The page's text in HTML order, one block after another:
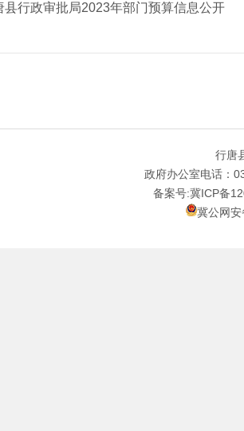
县行政审批局2023年部门预算信息公开